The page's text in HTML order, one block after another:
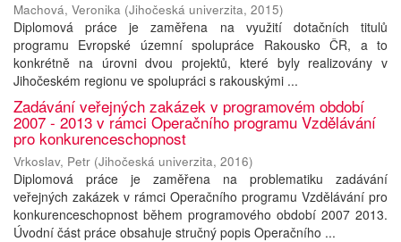
Machová, Veronika (Jihočeská univerzita, 2015)
Diplomová práce je zaměřena na využití dotačních titulů
programu Evropské územní spolupráce Rakousko ČR, a to
konkrétně na úrovni dvou projektů, které byly realizovány v
Jihočeském regionu ve spolupráci s rakouskými ...
Zadávání veřejných zakázek v programovém období
2007 - 2013 v rámci Operačního programu Vzdělávání
pro konkurenceschopnost
Vrkoslav, Petr (Jihočeská univerzita, 2016)
Diplomová práce je zaměřena na problematiku zadávání
veřejných zakázek v rámci Operačního programu Vzdělávání pro
konkurenceschopnost během programového období 2007 2013.
Úvodní část práce obsahuje stručný popis Operačního ...